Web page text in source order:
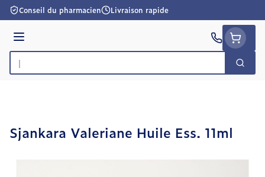
Aller au contenu
Conseil du pharmacien Livraison rapide
Menu
Rechercher
Sjankara Valeriane Huile Ess. 11ml